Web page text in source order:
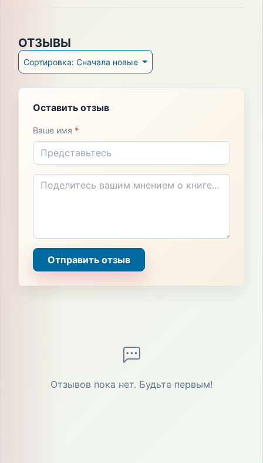
ОТЗЫВЫ
Сортировка: Сначала новые
Оставить отзыв
Ваше имя *
Отправить отзыв
Отзывов пока нет. Будьте первым!